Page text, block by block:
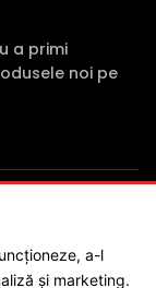
a primi
noi pe
Str. Petrache
a-l
și marketing.